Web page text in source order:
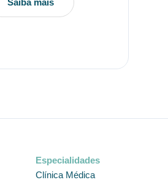
Especialidades
Clínica Médica